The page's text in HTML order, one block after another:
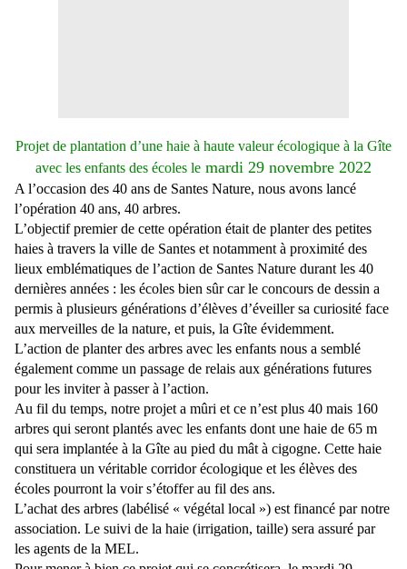
Projet de plantation d’une haie à haute valeur écologique à la Gîte
avec les enfants des écoles le mardi 29 novembre 2022
A l’occasion des 40 ans de Santes Nature, nous avons lancé
l’opération 40 ans, 40 arbres.
L’objectif premier de cette opération était de planter des petites
haies à travers la ville de Santes et notamment à proximité des
lieux emblématiques de l’action de Santes Nature durant les 40
dernières années : les écoles bien sûr car le concours de dessin a
permis à plusieurs générations d’élèves d’éveiller sa curiosité face
aux merveilles de la nature, et puis, la Gîte évidemment.
L’action de planter des arbres avec les enfants nous a semblé
également comme un passage de relais aux générations futures
pour les inviter à passer à l’action.
Au fil du temps, notre projet a mûri et ce n’est plus 40 mais 160
arbres qui seront plantés avec les enfants dont une haie de 65 m
qui sera implantée à la Gîte au pied du mât à cigogne. Cette haie
constituera un véritable corridor écologique et les élèves des
écoles pourront la voir s’étoffer au fil des ans.
L’achat des arbres (labélisé « végétal local ») est financé par notre
association. Le suivi de la haie (irrigation, taille) sera assuré par
les agents de la MEL.